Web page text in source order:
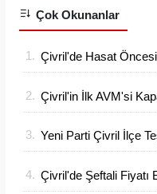
Çok Okunanlar
1. Çivril'de Hasat
2. Çivril'in İlk AVM'si
3. Yeni Parti Çivril İlçe
4. Çivril'de Şeftali Fiyatı